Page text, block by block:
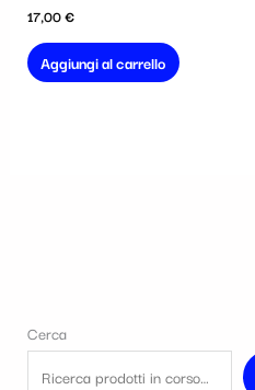
17,00€
Aggiungi al carrello
Cerca